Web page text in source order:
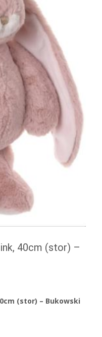
40cm (stor) –
(stor) – Bukowski